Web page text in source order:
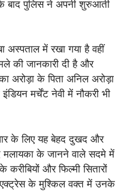
बाद पुलिस ने अपनी शुरुआती
अस्पताल में रखा गया है वहीं
की जानकारी दी है और
अरोड़ा के पिता अनिल अरोड़ा
मर्चेंट नेवी में नौकरी भी
के लिए यह बेहद दुखद और
मलायका के जानने वाले सदमे में
और फिल्मी सितारों
के मुश्किल वक्त में उनके